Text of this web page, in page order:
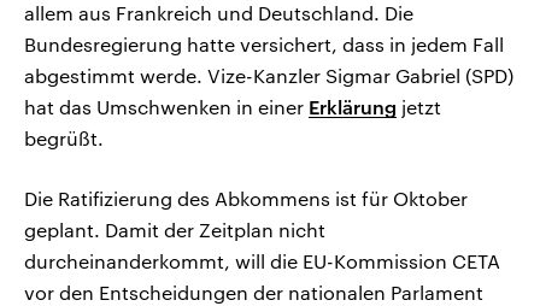
allem aus Frankreich und Deutschland. Die
Bundesregierung hatte versichert, dass in jedem Fall
abgestimmt werde. Vize-Kanzler Sigmar Gabriel (SPD)
hat das Umschwenken in einer Erklärung jetzt
begrüßt.
Die Ratifizierung des Abkommens ist für Oktober
geplant. Damit der Zeitplan nicht
durcheinanderkommt, will die EU-Kommission CETA
vor den Entscheidungen der nationalen Parlament